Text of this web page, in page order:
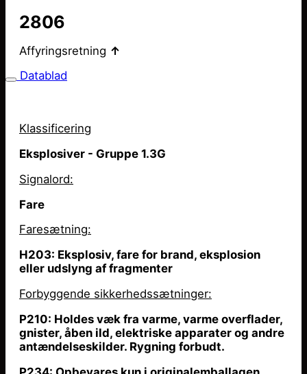
2806
Affyringsretning ↑
Datablad
Klassificering
Eksplosiver - Gruppe 1.3G
Signalord:
Fare
Faresætning:
H203: Eksplosiv, fare for brand, eksplosion
eller udslyng af fragmenter
Forbyggende sikkerhedssætninger:
P210: Holdes væk fra varme, varme overflader,
gnister, åben ild, elektriske apparater og andre
antændelseskilder. Rygning forbudt.